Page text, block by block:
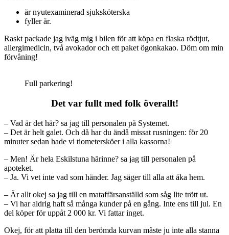
är nyutexaminerad sjuksköterska
fyller år.
Raskt packade jag iväg mig i bilen för att köpa en flaska rödtjut,
allergimedicin, två avokador och ett paket ögonkakao. Döm om min
förvåning!
Full parkering!
Det var fullt med folk överallt!
– Vad är det här? sa jag till personalen på Systemet.
– Det är helt galet. Och då har du ändå missat rusningen: för 20
minuter sedan hade vi tiometersköer i alla kassorna!
– Men! Är hela Eskilstuna härinne? sa jag till personalen på
apoteket.
– Ja. Vi vet inte vad som händer. Jag säger till alla att åka hem.
– Är allt okej sa jag till en mataffärsanställd som såg lite trött ut.
– Vi har aldrig haft så många kunder på en gång. Inte ens till jul. En
del köper för uppåt 2 000 kr. Vi fattar inget.
Okej, för att platta till den berömda kurvan måste ju inte alla stanna